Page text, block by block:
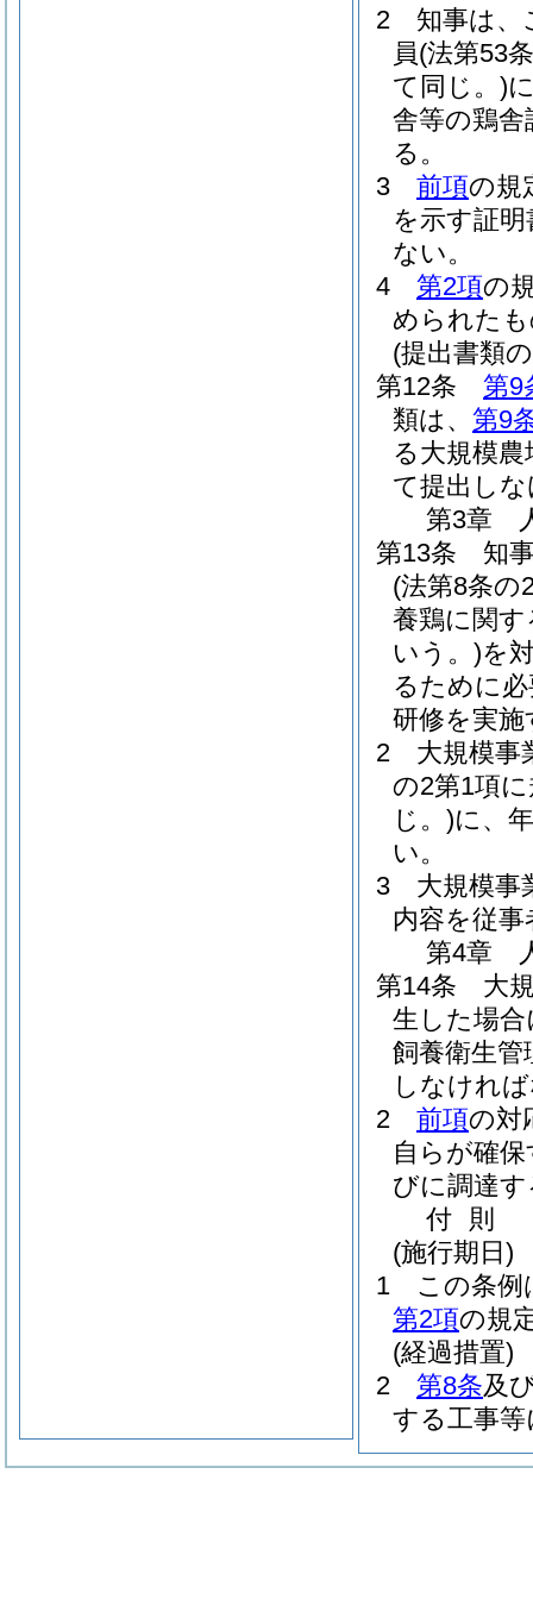
2
知事は、
員(法第53
て同じ。)
舎等の鶏
る。
3
前項の規
を示す証
ない。
4
第2項の
められた
(提出書類
第12条
第9
類は、 第9
る大規模
て提出し
第3章
第13条
知
(法第8条の
養鶏に関
いう。)を
るために
研修を実
2
大規模事
の2第1項
じ。)に、
い。
3
大規模事
内容を従
第4章
第14条
大
生した場
飼養衛生
しなけれ
2
前項の対
自らが確
びに調達
付 則
(施行期日)
1
この条例
第2項の規
(経過措置)
2
第8条及
する工事